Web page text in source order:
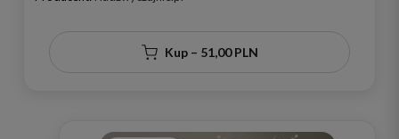
Kup – 51,00 PLN